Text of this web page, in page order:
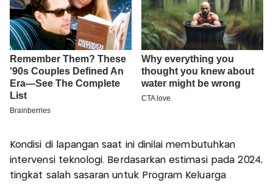
Kondisi di lapangan saat ini dinilai membutuhkan
intervensi teknologi. Berdasarkan estimasi pada 2024,
tingkat salah sasaran untuk Program Keluarga